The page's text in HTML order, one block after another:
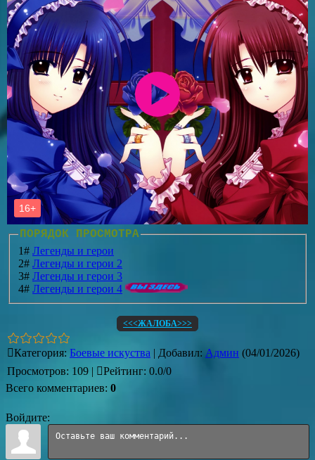
ПОРЯДОК ПРОСМОТРА
1# Легенды и герои
2# Легенды и герои 2
3# Легенды и герои 3
4# Легенды и герои 4
<<<ЖАЛОБА>>>
Категория: Боевые искуства | Добавил: Админ (04/01/2026)
Просмотров: 109 | Рейтинг: 0.0/0
Всего комментариев: 0
Войдите: